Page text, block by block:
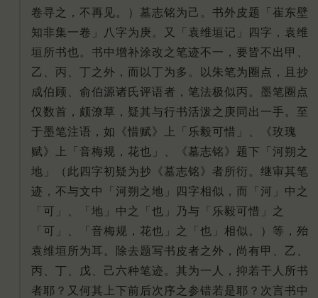
卷寻之，不再见。）墓志铭为己。书外皮题「崔东壁
知非集一卷」八字为庚。又「袁维垣记」四字，袁维
垣所书也。书中增补涂改之笔迹不一，要皆不出甲、
乙、丙、丁之外，而以丁为多。以朱笔为圈点，且抄
成伯顾、俞伯源诸氏评语者，笔法极似丙。墨笔圈点
仅数首，颇潦草，疑其与行书活泼之庚同出一手。至
于墨笔注语，如《惜赋》上「乐毅可惜」、《玫瑰
赋》上「音梅规，花也」、《墓志铭》题下「河朔之
地」（此四字初疑为抄《墓志铭》者所衍。继审其笔
迹，不与文中「河朔之地」四字相似，而「河」中之
「可」、「地」中之「也」乃与「乐毅可惜」之
「可」、「音梅规，花也」之「也」相似。）等，殆
袁维垣所为耳。除去题写书皮者之外，尚有甲、乙、
丙、丁、戊、己六种笔迹。其为一人，抑若干人所书
者耶？又何其上下前后次序之参错若是耶？次言书中